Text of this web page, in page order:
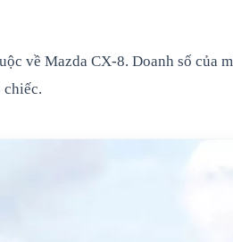
về Mazda CX-8. Doanh số
chiếc.